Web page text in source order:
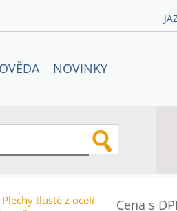
NOVINKY
Cena s
tlusté z ocelí